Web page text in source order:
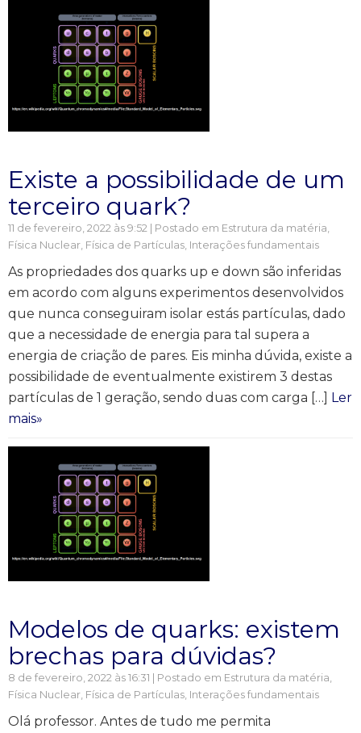
Existe a possibilidade de um
terceiro quark?
11 de fevereiro, 2022 às 9:52 | Postado em Estrutura da matéria,
Física Nuclear, Física de Partículas, Interações fundamentais
As propriedades dos quarks up e down são inferidas
em acordo com alguns experimentos desenvolvidos
que nunca conseguiram isolar estás partículas, dado
que a necessidade de energia para tal supera a
energia de criação de pares. Eis minha dúvida, existe a
possibilidade de eventualmente existirem 3 destas
partículas de 1 geração, sendo duas com carga […] Ler
mais»
Modelos de quarks: existem
brechas para dúvidas?
8 de fevereiro, 2022 às 16:31 | Postado em Estrutura da matéria,
Física Nuclear, Física de Partículas, Interações fundamentais
Olá professor. Antes de tudo me permita